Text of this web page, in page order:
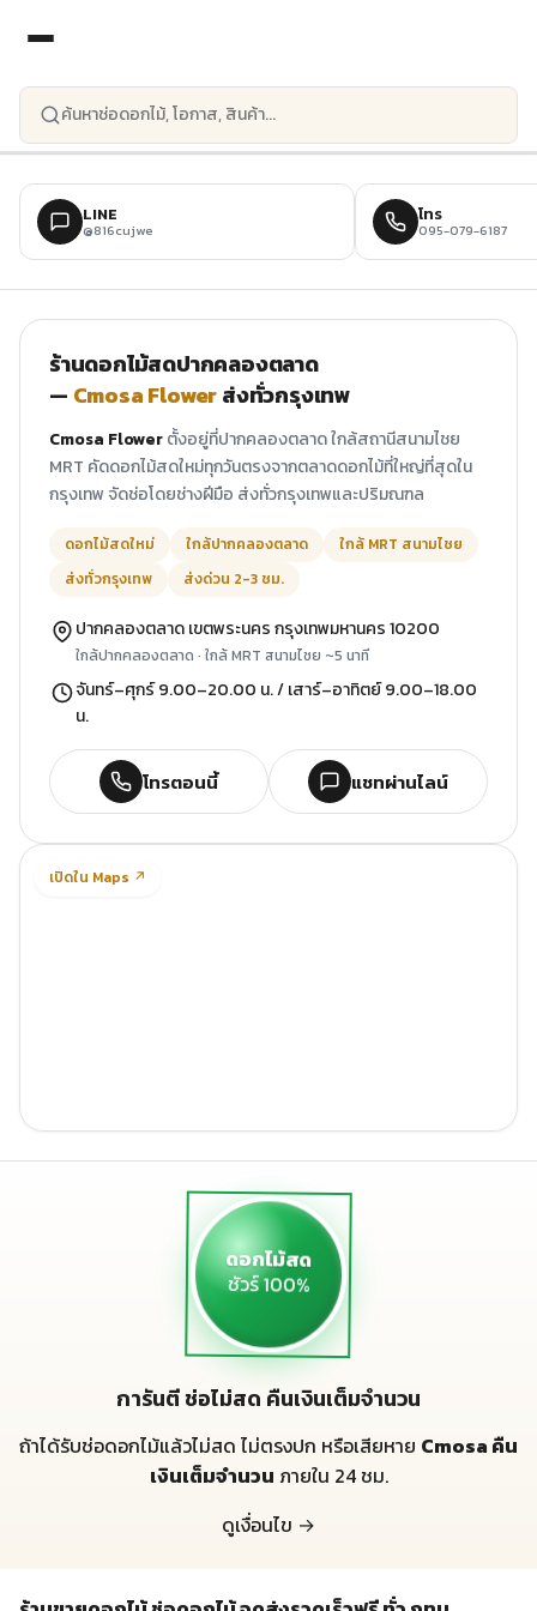
LINE
@816cujwe
โทร
095-079-6187
ร้านดอกไม้สดปากคลองตลาด
— Cmosa Flowerส่งทั่วกรุงเทพ
Cmosa Flowerตั้งอยู่ที่ปากคลองตลาด ใกล้สถานีสนามไชย
MRT คัดดอกไม้สดใหม่ทุกวันตรงจากตลาดดอกไม้ที่ใหญ่ที่สุดใน
กรุงเทพ จัดช่อโดยช่างฝีมือ ส่งทั่วกรุงเทพและปริมณฑล
ดอกไม้สดใหม่ ใกล้ปากคลองตลาด
ใกล้ MRT สนามไชย
ส่งทั่วกรุงเทพ
ส่งด่วน 2-3 ชม.
ปากคลองตลาด เขตพระนคร กรุงเทพมหานคร 10200
ใกล้ปากคลองตลาด · ใกล้ MRT สนามไชย ~5 นาที
จันทร์–ศุกร์ 9.00–20.00 น. / เสาร์–อาทิตย์ 9.00–18.00
น.
โทรตอนนี้ แชทผ่านไลน์
เปิดใน Maps ↗
ดอกไม้สด
ชัวร์ 100%
การันตี ช่อไม่สด คืนเงินเต็มจำนวน
ถ้าได้รับช่อดอกไม้แล้วไม่สด ไม่ตรงปก หรือเสียหาย Cmosa คืน
เงินเต็มจำนวน ภายใน 24 ชม.
ดูเงื่อนไข →